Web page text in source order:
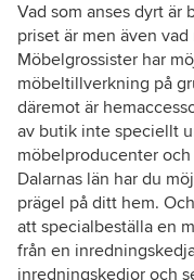
Vad som anses dyrt är
priset är men även
Möbelgrossister har
möbeltillverkning på
däremot är
av butik inte speciellt
möbelproducenter
Dalarnas län har du
prägel på ditt hem.
att specialbeställa en
från en
inredningskedjor och